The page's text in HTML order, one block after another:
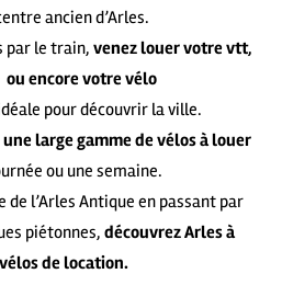
ancien d’Arles.
par le train, venez louer votre vtt,
ou encore votre vélo
pour découvrir la ville.
une large gamme de vélos à louer
ou une semaine.
de l’Arles Antique en passant par
piétonnes, découvrez Arles à
de location.